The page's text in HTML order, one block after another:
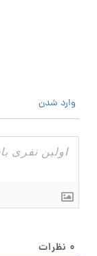
وارد شدن
۰ نظرات